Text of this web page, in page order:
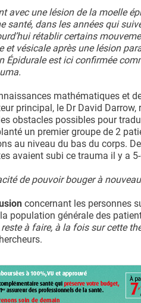
avec une lésion de la moelle
dans les années qui
rétablir certains
vésicale après une lésion
Épidurale est ici confirmée
mathématiques et
principal, le Dr David Darrow,
obstacles possibles pour
un premier groupe de 2
au niveau du bas du corps.
avaient subi ce trauma il y a
de pouvoir bouger à
concernant les personnes
population générale des
à faire, à la fois sur cette